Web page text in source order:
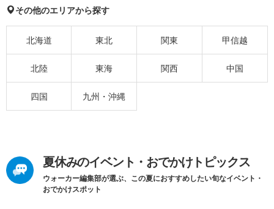
その他のエリアから探す
北海道 東北 関東 甲信越
北陸 東海 関西 中国
四国 九州・沖縄
夏休みのイベント・おでかけトピックス
ウォーカー編集部が選ぶ、この夏におすすめしたい旬なイベント・
おでかけスポット